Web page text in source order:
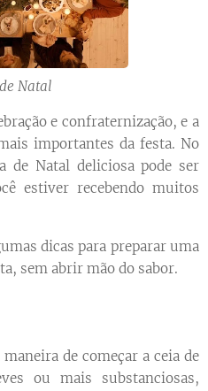
Natal
e confraternização, e a
importantes da festa. No
de Natal deliciosa pode ser
estiver recebendo muitos
dicas para preparar uma
sem abrir mão do sabor.
de começar a ceia de
ou mais substanciosas,